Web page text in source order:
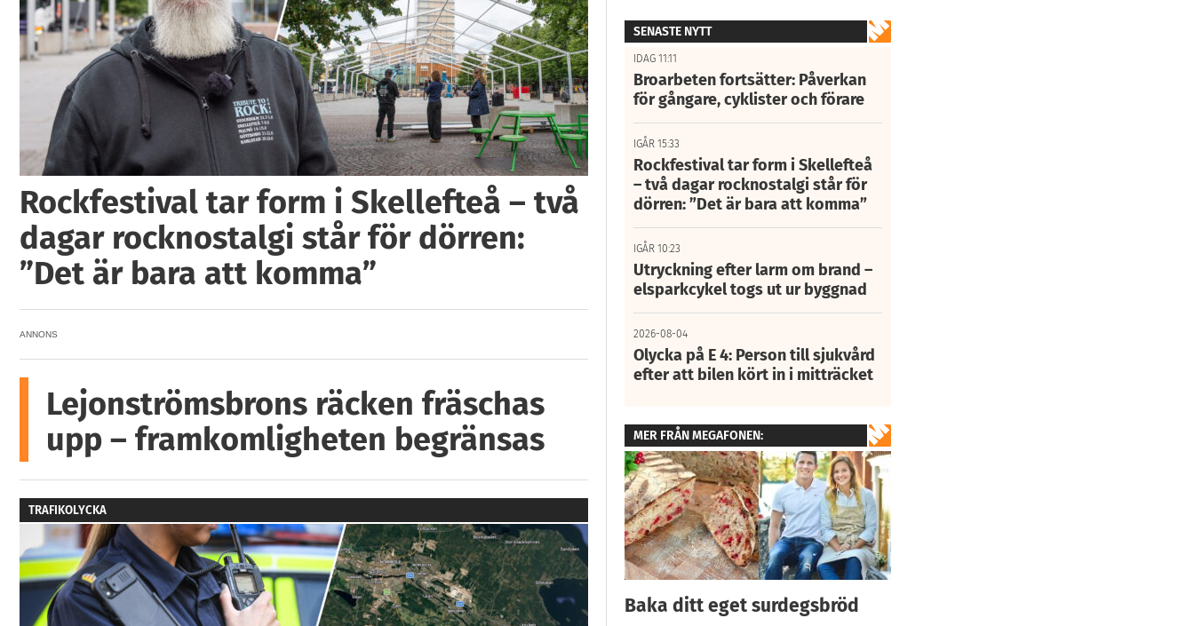
Rockfestival tar form i Skellefteå – två
dagar rocknostalgi står för dörren:
”Det är bara att komma”
ANNONS
Lejonströmsbrons räcken fräschas
upp – framkomligheten begränsas
TRAFIKOLYCKA
SENASTE NYTT
IDAG 11:11
Broarbeten fortsätter: Påverkan
för gångare, cyklister och förare
IGÅR 15:33
Rockfestival tar form i Skellefteå
– två dagar rocknostalgi står för
dörren: ”Det är bara att komma”
IGÅR 10:23
Utryckning efter larm om brand –
elsparkcykel togs ut ur byggnad
2026-08-04
Olycka på E 4: Person till sjukvård
efter att bilen kört in i mitträcket
MER FRÅN MEGAFONEN:
Baka ditt eget surdegsbröd